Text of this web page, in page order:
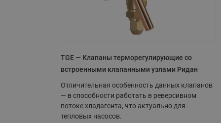
TGE — Клапаны терморегулирующие со
встроенными клапанными узлами Ридан
Отличительная особенность данных клапанов
— в способности работать в реверсивном
потоке хладагента, что актуально для
тепловых насосов.